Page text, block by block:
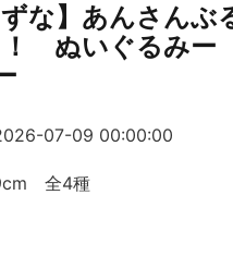
ずな】あんさんぶ
！ ぬいぐるみー
07-09 00:00:00
全4種